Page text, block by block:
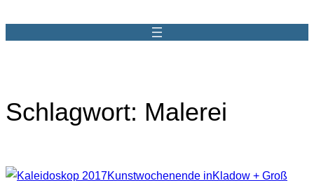
Schlagwort: Malerei